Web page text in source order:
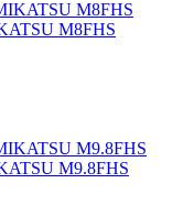
M8FHS
M9.8FHS